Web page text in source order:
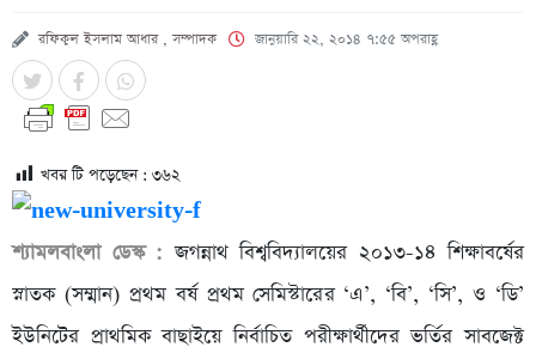
রফিকুল ইসলাম আধার , সম্পাদক জানুয়ারি ২২, ২০১৪ ৭:৫৫ অপরাহ্ণ
খবর টি পড়েছেন : ৩৬২
শ্যামলবাংলা ডেস্ক : জগন্নাথ বিশ্ববিদ্যালয়ের ২০১৩-১৪ শিক্ষাবর্ষের
স্নাতক (সম্মান) প্রথম বর্ষ প্রথম সেমিস্টারের ‘এ’, ‘বি’, ‘সি’, ও ‘ডি’
ইউনিটের প্রাথমিক বাছাইয়ে নির্বাচিত পরীক্ষার্থীদের ভর্তির সাবজেক্ট